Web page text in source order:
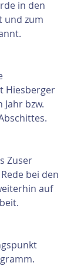
in den
und zum
Hiesberger
bzw.
Zuser
bei den
auf